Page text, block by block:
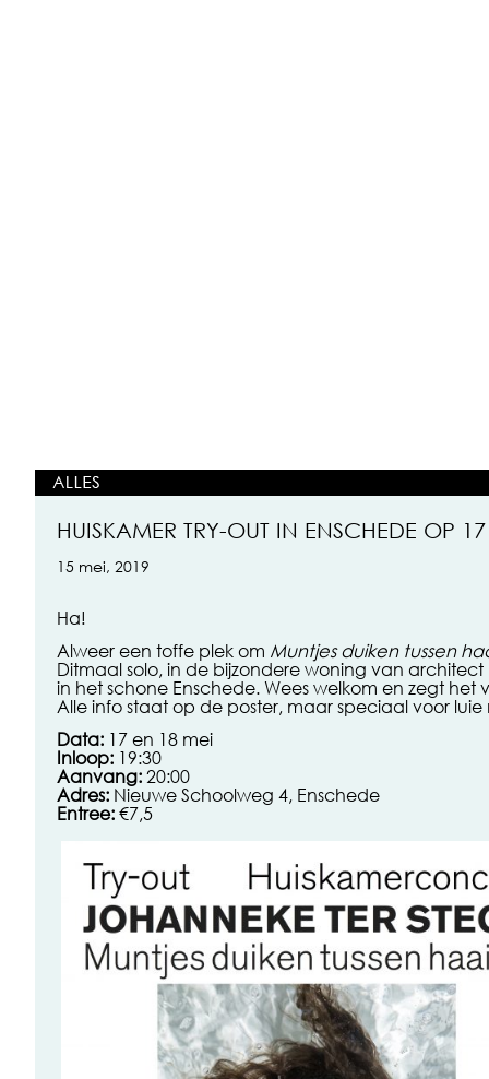
HUISKAMER TRY-OUT IN ENSCHEDE OP
15 mei, 2019
Ha!
Alweer een toffe plek om Muntjes duiken tussen
Ditmaal solo, in de bijzondere woning van architect
in het schone Enschede. Wees welkom en zegt het
Alle info staat op de poster, maar speciaal voor luie
Data: 17 en 18 mei
Inloop: 19:30
Aanvang:20:00
Adres: Nieuwe Schoolweg 4, Enschede
Entree:€7,5